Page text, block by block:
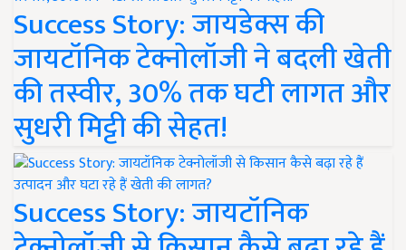
Success Story: जायडेक्स की
जायटॉनिक टेक्नोलॉजी ने बदली खेती
की तस्वीर, 30% तक घटी लागत और
सुधरी मिट्टी की सेहत!
Success Story: जायटॉनिक